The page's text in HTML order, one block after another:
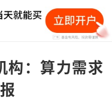
构：算力需求